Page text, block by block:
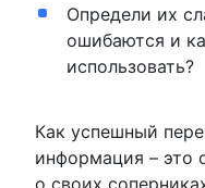
Определи их
ошибаются и
использовать?
Как успешный
информация – это
о своих